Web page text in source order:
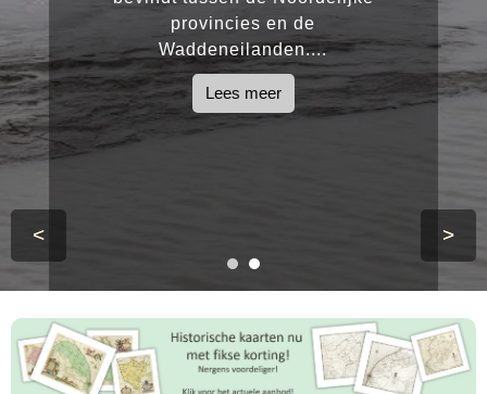
provincies en de
Waddeneilanden....
Lees meer
< >